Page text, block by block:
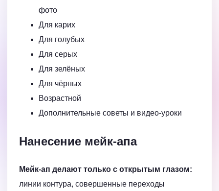
фото
Для карих
Для голубых
Для серых
Для зелёных
Для чёрных
Возрастной
Дополнительные советы и видео-уроки
Нанесение мейк-апа
Мейк-ап делают только с открытым глазом:
линии контура, совершенные переходы